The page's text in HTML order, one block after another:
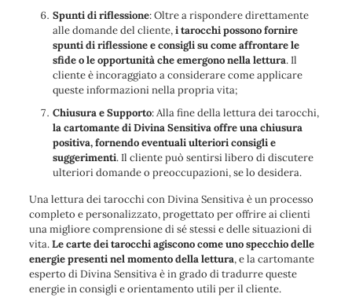
Spunti di riflessione: Oltre a rispondere direttamente
alle domande del cliente,i tarocchi possono fornire
spunti di riflessione e consigli su come affrontare le
sfide o le opportunità che emergono nella lettura. Il
cliente è incoraggiato a considerare come applicare
queste informazioni nella propria vita;
Chiusura e Supporto: Alla fine della lettura dei tarocchi,
la cartomante di Divina Sensitiva offre una chiusura
positiva, fornendo eventuali ulteriori consigli e
suggerimenti. Il cliente può sentirsi libero di discutere
ulteriori domande o preoccupazioni, se lo desidera.
Una lettura dei tarocchi con Divina Sensitiva è un processo
completo e personalizzato, progettato per offrire ai clienti
una migliore comprensione di sé stessi e delle situazioni di
vita.Le carte dei tarocchi agiscono come uno specchio delle
energie presenti nel momento della lettura, e la cartomante
esperto di Divina Sensitiva è in grado di tradurre queste
energie in consigli e orientamento utili per il cliente.